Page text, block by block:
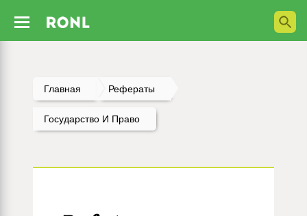
Главная Рефераты
Государство И Право